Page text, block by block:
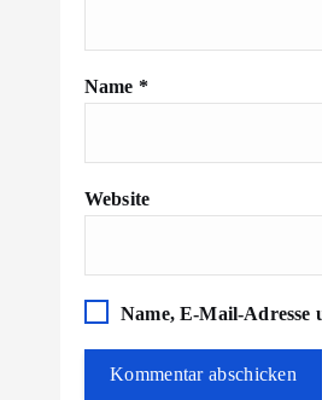
Name *
Website
Name, E-Mail-Adresse